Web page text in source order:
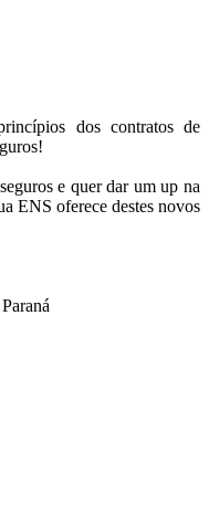
dos contratos de
e quer dar um up na
ENS oferece destes novos